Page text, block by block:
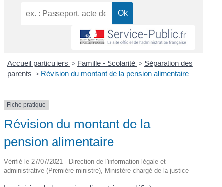
Accueil particuliers > Famille - Scolarité > Séparation des
parents > Révision du montant de la pension alimentaire
Fiche pratique
Révision du montant de la
pension alimentaire
Vérifié le 27/07/2021 - Direction de l'information légale et
administrative (Première ministre), Ministère chargé de la justice